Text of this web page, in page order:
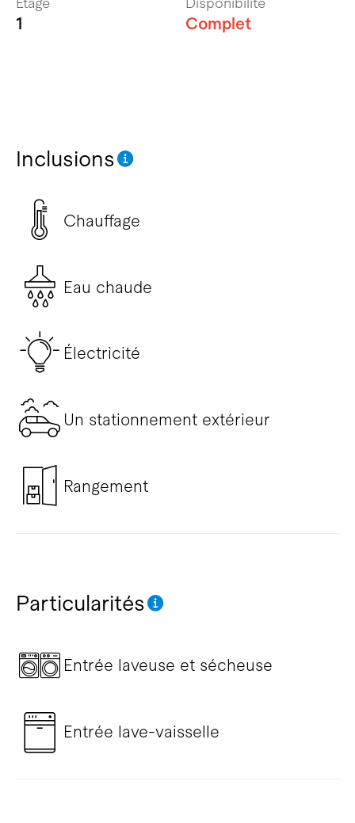
Inclusions
Chauffage
Eau chaude
Électricité
Un stationnement extérieur
Rangement
Particularités
Entrée laveuse et sécheuse
Entrée lave-vaisselle
Étage
1
Disponibilité
Complet